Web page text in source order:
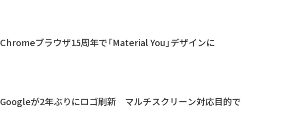
Chromeブラウザ15周年で「Material You」デザインに
Googleが2年ぶりにロゴ刷新 マルチスクリーン対応目的で